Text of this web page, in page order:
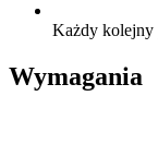
Każdy kolejny
Wymagania